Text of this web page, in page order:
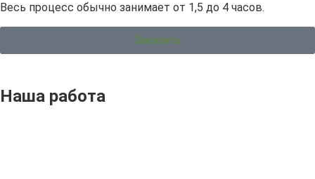
Весь процесс обычно занимает от 1,5 до 4 часов.
Заказать
Наша работа